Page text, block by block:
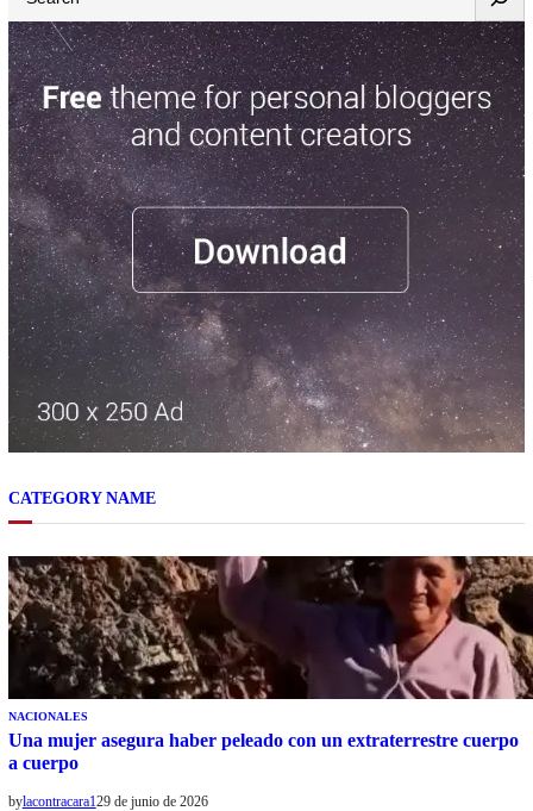
CATEGORY NAME
NACIONALES
Una mujer asegura haber peleado con un extraterrestre cuerpo
a cuerpo
bylacontracara129 de junio de 2026